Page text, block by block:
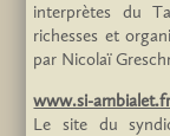
interprètes du
richesses et
par Nicolaï
www.si-
Le site du